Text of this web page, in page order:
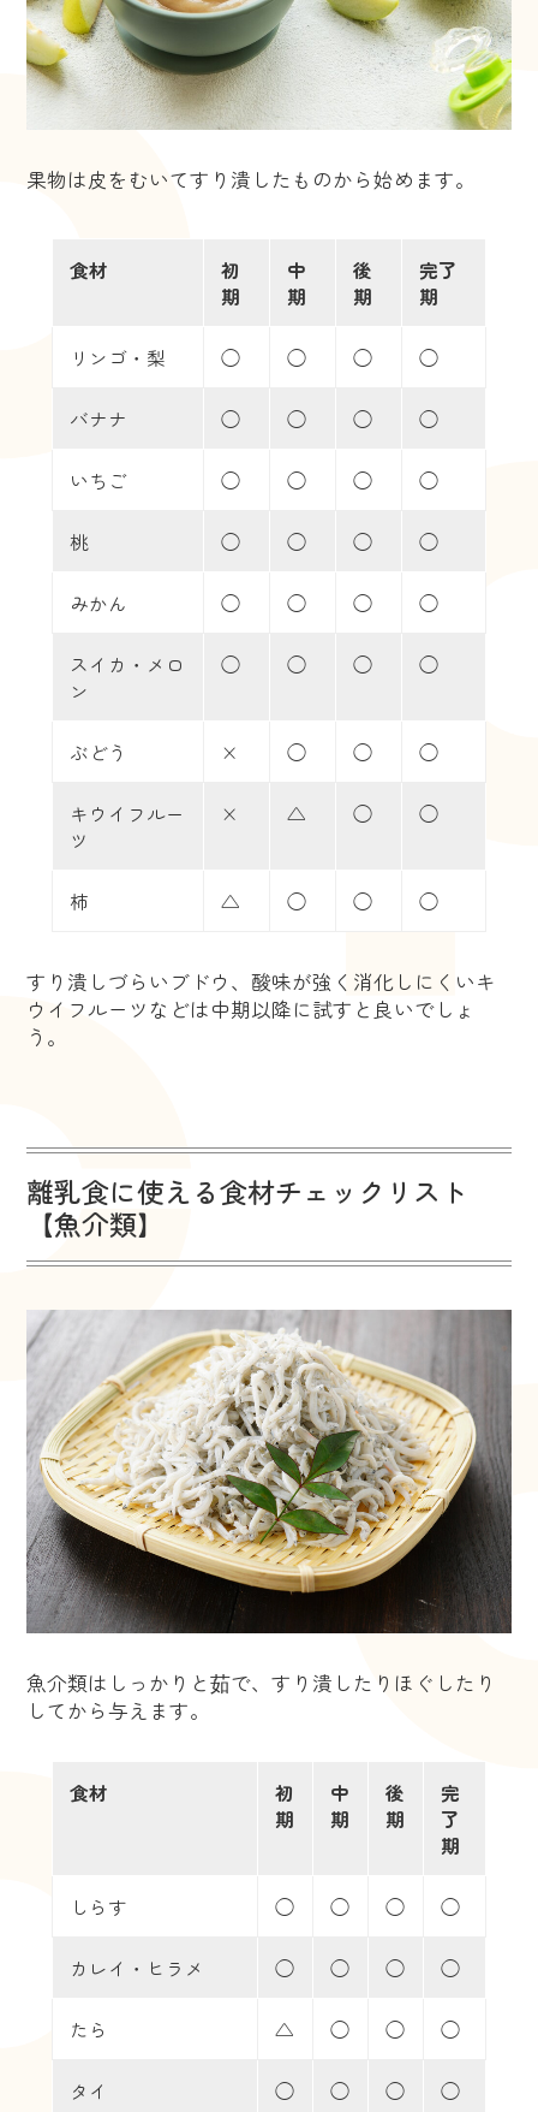
果物は皮をむいてすり潰したものから始めます。
食材
初
期
中
期
後
期
完了
期
リンゴ ・梨 ◯ ◯ ◯ ◯
バナナ ◯ ◯ ◯ ◯
いちご ◯ ◯ ◯ ◯
桃 ◯ ◯ ◯ ◯
みかん ◯ ◯ ◯ ◯
スイカ・メロ
ン
◯ ◯ ◯ ◯
ぶどう × ◯ ◯ ◯
キウイフルー
ツ
× △ ◯ ◯
柿 △ ◯ ◯ ◯
すり潰しづらいブドウ、酸味が強く消化しにくいキ
ウイフルーツなどは中期以降に試すと良いでしょ
う。
離乳食に使える食材チェックリスト
【魚介類】
魚介類はしっかりと茹で、すり潰したりほぐしたり
してから与えます。
食材
初
期
中
期
後
期
完
了
期
しらす ◯ ◯ ◯ ◯
カレイ・ヒラメ ◯ ◯ ◯ ◯
たら △ ◯ ◯ ◯
タイ ◯ ◯ ◯ ◯